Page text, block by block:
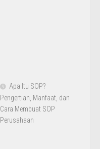
Apa Itu SOP?
Pengertian, Manfaat, dan
Cara Membuat SOP
Perusahaan